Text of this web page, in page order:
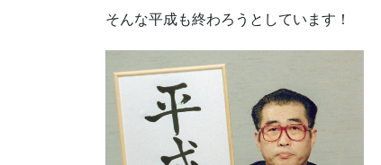
そんな平成も終わろうとしています！